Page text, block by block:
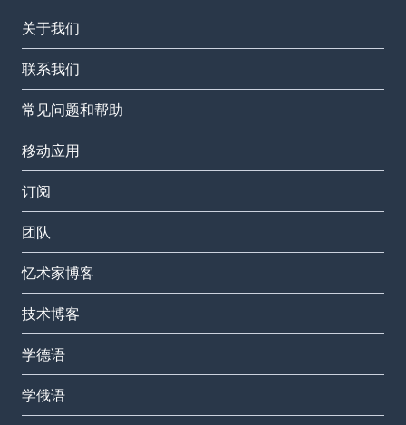
关于我们
联系我们
常见问题和帮助
移动应用
订阅
团队
忆术家博客
技术博客
学德语
学俄语